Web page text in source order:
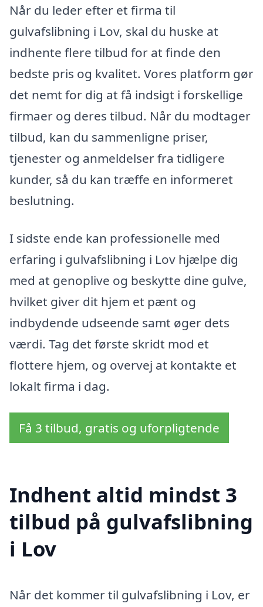
Når du leder efter et firma til
gulvafslibning i Lov, skal du huske at
indhente flere tilbud for at finde den
bedste pris og kvalitet. Vores platform gør
det nemt for dig at få indsigt i forskellige
firmaer og deres tilbud. Når du modtager
tilbud, kan du sammenligne priser,
tjenester og anmeldelser fra tidligere
kunder, så du kan træffe en informeret
beslutning.
I sidste ende kan professionelle med
erfaring i gulvafslibning i Lov hjælpe dig
med at genoplive og beskytte dine gulve,
hvilket giver dit hjem et pænt og
indbydende udseende samt øger dets
værdi. Tag det første skridt mod et
flottere hjem, og overvej at kontakte et
lokalt firma i dag.
Få 3 tilbud, gratis og uforpligtende
Indhent altid mindst 3
tilbud på gulvafslibning
i Lov
Når det kommer til gulvafslibning i Lov, er